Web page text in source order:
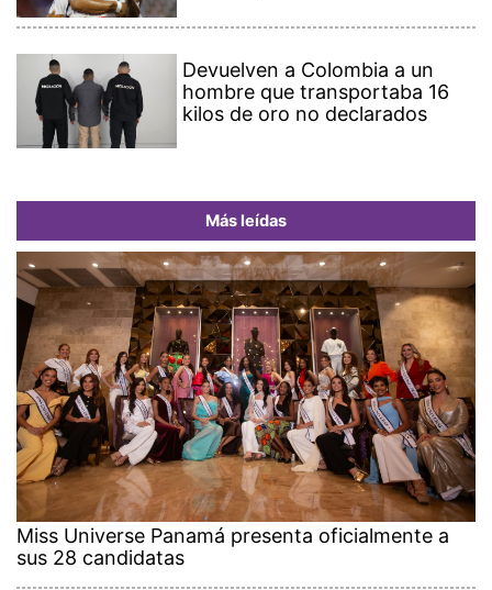
Devuelven a Colombia a un
hombre que transportaba 16
kilos de oro no declarados
Más leídas
Miss Universe Panamá presenta oficialmente a
sus 28 candidatas